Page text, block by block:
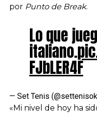
por Punto de Break.
Lo que
italiano.
FJbLER4F
— Set Tenis
«Mi nivel de hoy ha